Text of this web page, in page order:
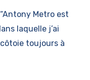
Metro est
laquelle j’ai
toujours à